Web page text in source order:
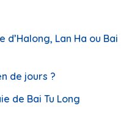
Lan Ha ou Bai
de jours ?
de Bai Tu Long